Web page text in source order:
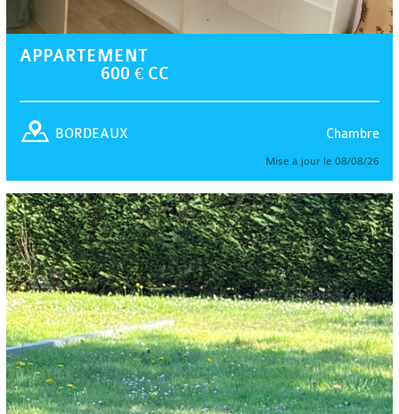
APPARTEMENT
600 € CC
Chambre
BORDEAUX
Mise à jour le 08/08/26